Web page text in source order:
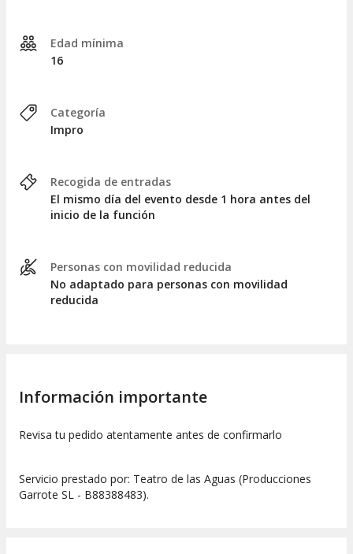
Edad mínima
16
Categoría
Impro
Recogida de entradas
El mismo día del evento desde 1 hora antes del
inicio de la función
Personas con movilidad reducida
No adaptado para personas con movilidad
reducida
Información importante
Revisa tu pedido atentamente antes de confirmarlo
Servicio prestado por: Teatro de las Aguas (Producciones
Garrote SL - B88388483).